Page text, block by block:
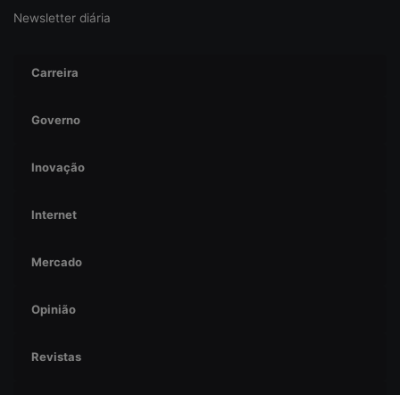
Newsletter diária
Carreira
Governo
Inovação
Internet
Mercado
Opinião
Revistas